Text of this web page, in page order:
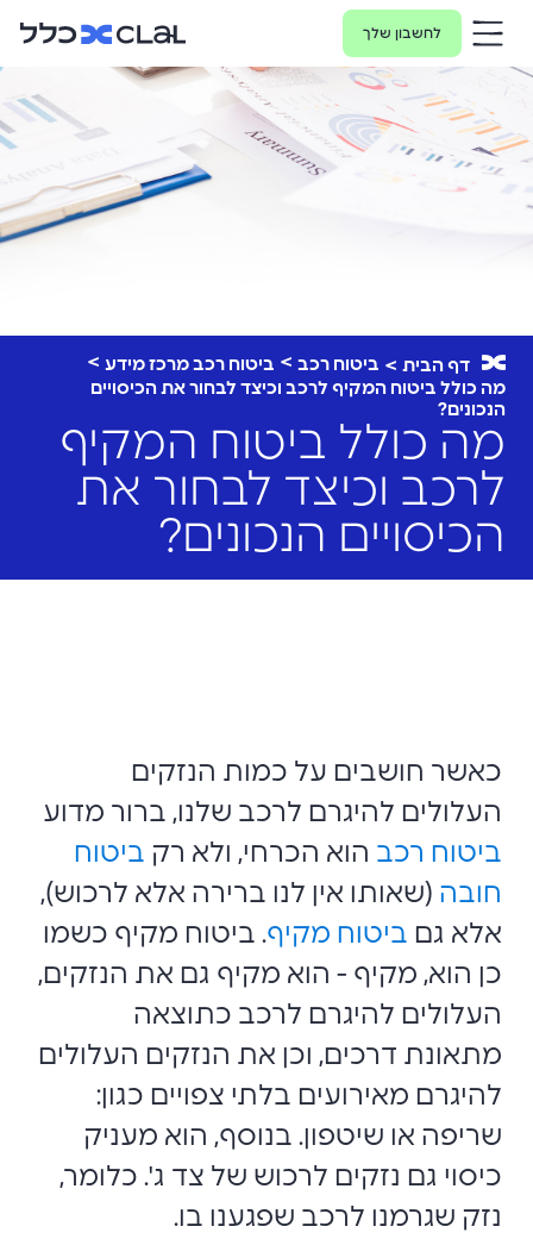
לחשבון שלך
דף הבית ביטוח רכב
ביטוח רכב מרכז מידע
מה כולל ביטוח המקיף לרכב וכיצד לבחור את הכיסויים
הנכונים?
מה כולל ביטוח המקיף
לרכב וכיצד לבחור את
הכיסויים הנכונים?
כאשר חושבים על כמות הנזקים
העלולים להיגרם לרכב שלנו, ברור מדוע
ביטוח רכב הוא הכרחי, ולא רק ביטוח
חובה (שאותו אין לנו ברירה אלא לרכוש),
אלא גם ביטוח מקיף. ביטוח מקיף כשמו
כן הוא, מקיף - הוא מקיף גם את הנזקים,
העלולים להיגרם לרכב כתוצאה
מתאונת דרכים, וכן את הנזקים העלולים
להיגרם מאירועים בלתי צפויים כגון:
שריפה או שיטפון. בנוסף, הוא מעניק
כיסוי גם נזקים לרכוש של צד ג'. כלומר,
נזק שגרמנו לרכב שפגענו בו.